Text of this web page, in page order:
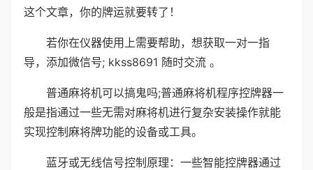
这个文章，你的牌运就要转了！
若你在仪器使用上需要帮助，想获取一对一指
导，添加微信号; kkss8691 随时交流 。
普通麻将机可以搞鬼吗;普通麻将机程序控牌器一
般是指通过一些无需对麻将机进行复杂安装操作就能
实现控制麻将牌功能的设备或工具。
蓝牙或无线信号控制原理：一些智能控牌器通过